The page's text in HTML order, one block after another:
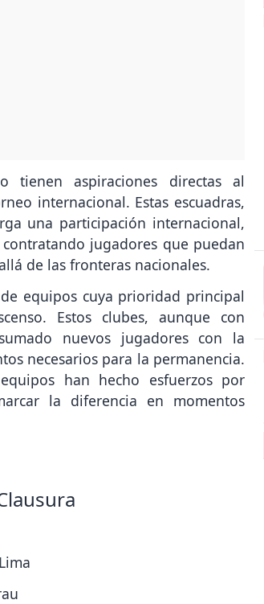
aspiraciones directas al
internacional. Estas escuadras,
una participación internacional,
jugadores que puedan
de las fronteras nacionales.
equipos cuya prioridad principal
Estos clubes, aunque con
nuevos jugadores con la
necesarios para la permanencia.
han hecho esfuerzos por
la diferencia en momentos